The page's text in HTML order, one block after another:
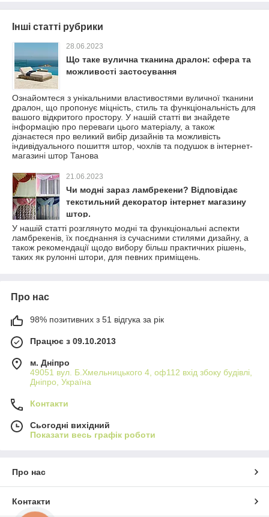
Інші статті рубрики
28.06.2023
Що таке вулична тканина дралон: сфера та
можливості застосування
Ознайомтеся з унікальними властивостями вуличної тканини
дралон, що пропонує міцність, стиль та функціональність для
вашого відкритого простору. У нашій статті ви знайдете
інформацію про переваги цього матеріалу, а також
дізнаєтеся про великий вибір дизайнів та можливість
індивідуального пошиття штор, чохлів та подушок в інтернет-
магазині штор Танова
21.06.2023
Чи модні зараз ламбрекени? Відповідає
текстильний декоратор інтернет магазину
штор.
У нашій статті розглянуто модні та функціональні аспекти
ламбрекенів, їх поєднання із сучасними стилями дизайну, а
також рекомендації щодо вибору більш практичних рішень,
таких як рулонні штори, для певних приміщень.
Про нас
98% позитивних з 51 відгука за рік
Працює з 09.10.2013
м. Дніпро
49051 вул. Б.Хмельницького 4, оф112 вхід збоку будівлі,
Дніпро, Україна
Контакти
Сьогодні вихідний
Показати весь графік роботи
Про нас
Контакти